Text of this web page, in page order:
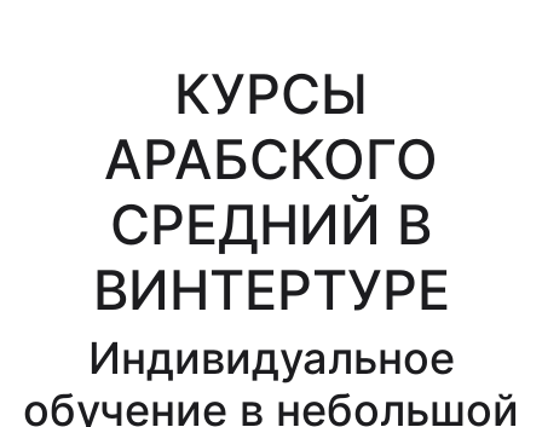
КУРСЫ
АРАБСКОГО
СРЕДНИЙ В
ВИНТЕРТУРЕ
Индивидуальное
обучение в небольшой